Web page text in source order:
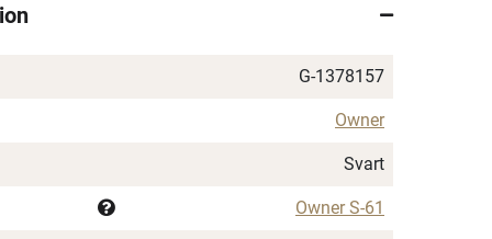
G-1378157
Owner
Svart
Owner S-61